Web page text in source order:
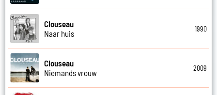
Clouseau
Naar huis
1990
Clouseau
Niemands vrouw
2009